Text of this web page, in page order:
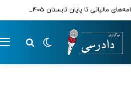
مالیاتی تا پایان تابستان 1405
تغییر پوسته